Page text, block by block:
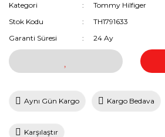
Kategori
Tommy Hilfiger
Stok Kodu
TH1791633
Garanti Süresi
24 Ay
Aynı Gün Kargo Kargo Bedava
Karşılaştır